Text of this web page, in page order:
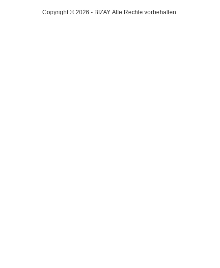
Copyright © 2026 - BIZAY. Alle Rechte vorbehalten.